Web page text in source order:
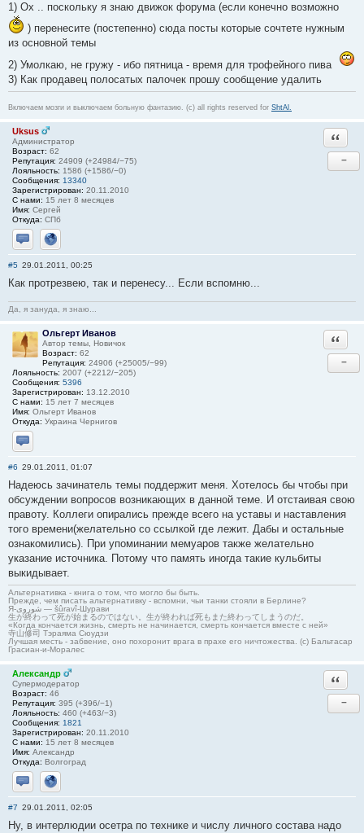
1) Ох .. поскольку я знаю движок форума (если конечно возможно
) перенесите (постепенно) сюда посты которые сочтете нужным
из основной темы
2) Умолкаю, не гружу - ибо пятница - время для трофейного пива
3) Как продавец полосатых палочек прошу сообщение удалить
Включаем мозги и выключаем больную фантазию. (c) all rights reserved for ShtAl.
Uksus
Администратор
Возраст: 62
Репутация: 24909 (+24984/−75)
Лояльность: 1586 (+1586/−0)
Сообщения: 13340
Зарегистрирован: 20.11.2010
С нами: 15 лет 8 месяцев
Имя: Сергей
Откуда: СПб
Отправить личное сообщение
Сайт
−
#5 29.01.2011, 00:25
Как протрезвею, так и перенесу... Если вспомню...
Да, я зануда, я знаю...
Ольгерт Иванов
Автор темы, Новичок
Возраст: 62
Репутация: 24906 (+25005/−99)
Лояльность: 2007 (+2212/−205)
Сообщения: 5396
Зарегистрирован: 13.12.2010
С нами: 15 лет 7 месяцев
Имя: Ольгерт Иванов
Откуда: Украина Чернигов
Отправить личное сообщение
−
#6 29.01.2011, 01:07
Надеюсь зачинатель темы поддержит меня. Хотелось бы чтобы при
обсуждении вопросов возникающих в данной теме. И отстаивая свою
правоту. Коллеги опирались прежде всего на уставы и наставления
того времени(желательно со ссылкой где лежит. Дабы и остальные
ознакомились). При упоминании мемуаров также желательно
указание источника. Потому что память иногда такие кульбиты
выкидывает.
Альтернативка - книга о том, что могло бы быть.
Прежде, чем писать альтернативку - вспомни, чьи танки стояли в Берлине?
Я-شوروی — šûravî-Шурави
生が終わって死が始まるのではない。生が終われば死もまた終わってしまうのだ。
«Когда кончается жизнь, смерть не начинается, смерть кончается вместе с ней»
寺山修司 Тэраяма Сюудзи
Лучшая месть - забвение, оно похоронит врага в прахе его ничтожества. (с) Бальтасар
Грасиан-и-Моралес
Александр
Супермодератор
Возраст: 46
Репутация: 395 (+396/−1)
Лояльность: 460 (+463/−3)
Сообщения: 1821
Зарегистрирован: 20.11.2010
С нами: 15 лет 8 месяцев
Имя: Александр
Откуда: Волгоград
Отправить личное сообщение
Сайт
−
#7 29.01.2011, 02:05
Ну, в интерлюдии осетра по технике и числу личного состава надо